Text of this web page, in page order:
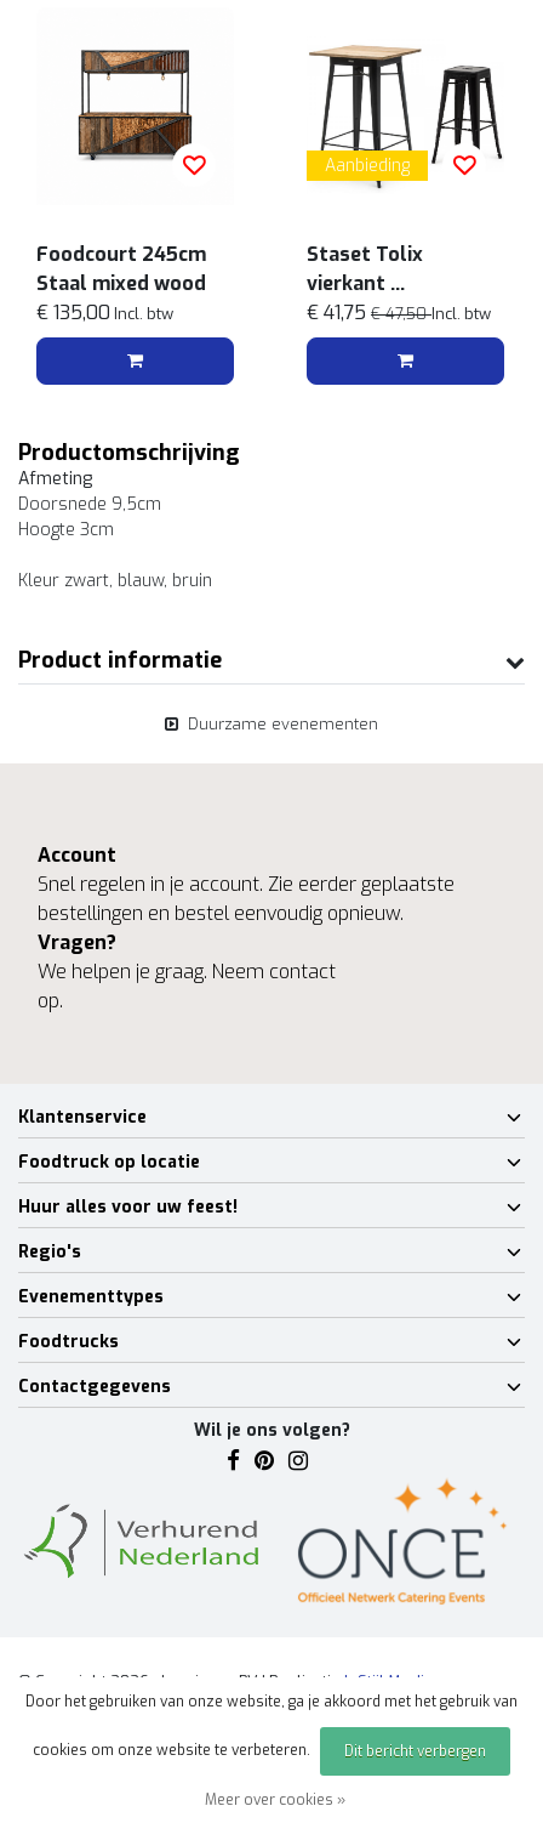
Foodcourt 245cm
Staal mixed wood
€ 135,00 Incl. btw
Aanbieding
Staset Tolix
vierkant
Zwart/iepenhout
€ 41,75 € 47,50Incl. btw
Productomschrijving
Afmeting
Doorsnede 9,5cm
Hoogte 3cm
Kleur zwart, blauw, bruin
Product informatie
Duurzame evenementen
Account
Snel regelen in je account. Zie eerder geplaatste
bestellingen en bestel eenvoudig opnieuw.
Vragen?
We helpen je graag. Neem contact
op.
Klantenservice
Foodtruck op locatie
Huur alles voor uw feest!
Regio's
Evenementtypes
Foodtrucks
Contactgegevens
Wil je ons volgen?
© Copyright 2026 - Lumineux BV | Realisatie
InStijl Media
Algemene voorwaarden|Disclaimer|Privacy Policy|Sitemap |
Door het gebruiken van onze website, ga je akkoord met het gebruik van
cookies om onze website te verbeteren. Dit bericht verbergen
Meer over cookies »